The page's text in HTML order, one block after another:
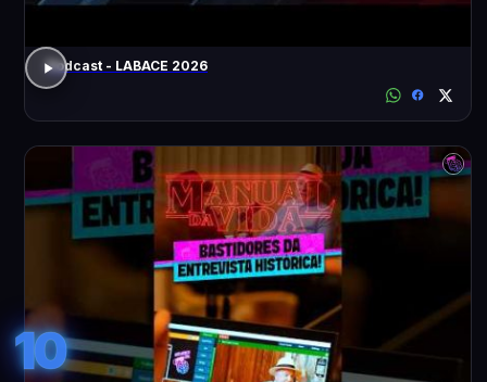
Podcast - LABACE 2026
10